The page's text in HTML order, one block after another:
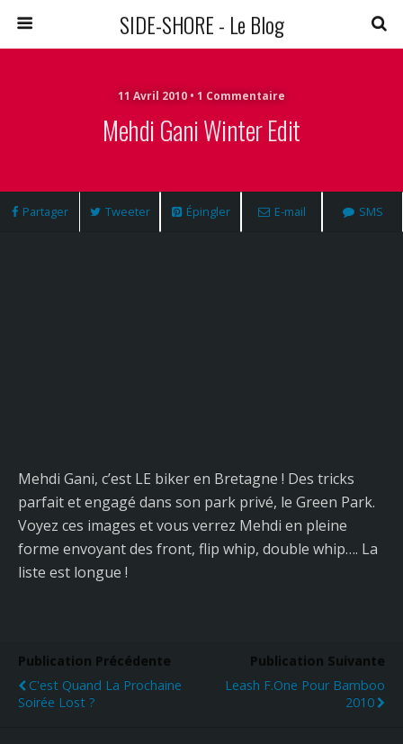
SIDE-SHORE - Le Blog
11 Avril 2010 • 1 Commentaire
Mehdi Gani Winter Edit
Partager Tweeter Épingler E-mail SMS
Mehdi Gani, c’est LE biker en Bretagne ! Des tricks
parfait et engagé dans son park privé, le Green Park.
Voyez ces images et vous verrez Mehdi en pleine
forme envoyant des front, flip whip, double whip…. La
liste est longue !
Publication Précédente
C'est Quand La Prochaine
Soirée Lost ?
Publication Suivante
Leash F.one Pour Bamboo
2010